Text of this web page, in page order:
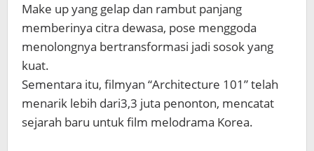
Make up yang gelap dan rambut panjang
memberinya citra dewasa, pose menggoda
menolongnya bertransformasi jadi sosok yang
kuat.
Sementara itu, filmyan “Architecture 101” telah
menarik lebih dari3,3 juta penonton, mencatat
sejarah baru untuk film melodrama Korea.